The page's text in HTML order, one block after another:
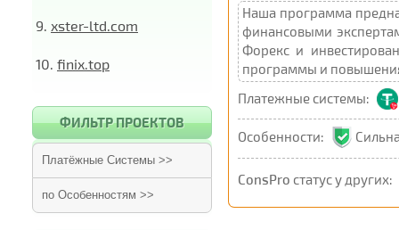
9. xster-ltd.com
10. finix.top
ФИЛЬТР ПРОЕКТОВ
Платёжные Системы >>
по Особенностям >>
Наша программа
финансовыми
Форекс и
программы и повышения
Платежные системы:
Особенности:
ConsPro статус у других: